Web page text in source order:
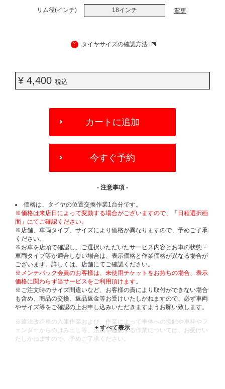
リム径(インチ) 18インチ 変更
? タイヤサイズの確認方法
¥ 4,400 税込
OPTIONS
カートに追加
今すぐ予約
- 注意事項 -
価格は、タイヤの位置交換作業1台分です。
※価格は来店日によって変動する場合がございますので、「日程選択画
面」にてご確認ください。
※店舗、車両タイプ、サイズにより価格が異なりますので、予めご了承
ください。
※お車を店頭で確認し、ご選択いただいたサービス内容とお車の状態・
車両タイプ等が適合しない場合は、表示価格と作業価格が異なる場合が
ございます。詳しくは、店舗にてご確認ください。
※メンテパック会員のお客様は、未使用チケットをお持ちの場合、表示
価格に関わらず当サービスをご利用頂けます。
※ご注文時のサイズ間違いなど、お客様の責により取付ができない場合
も含め、商品の交換、返品返金等お受けいたしかねますので、必ず車両
やサイズ等をご確認の上お申し込みいただきますようお願い致します。
※違法改造車の入庫作業および、作業によって車体への接触や車枠やフ
ェンダーからのはみ出し等、法規を逸脱する作業については、お受けい
たしかねますので、予めご了承ください。